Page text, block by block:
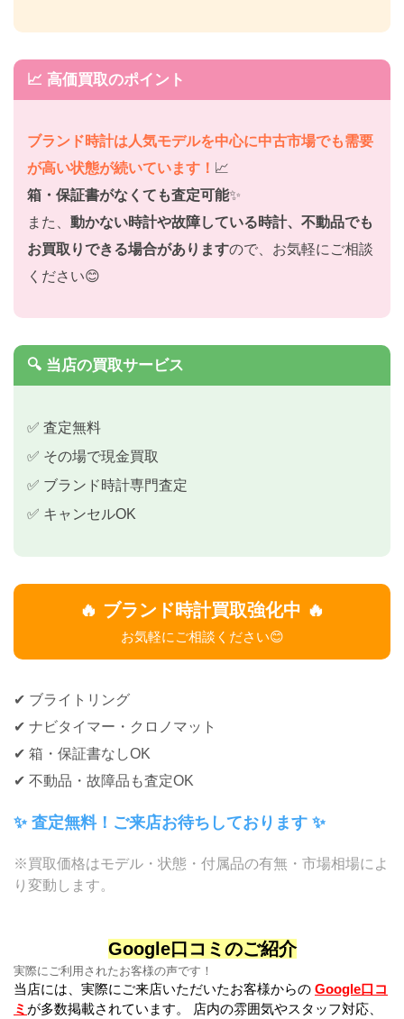
📈 高価買取のポイント
ブランド時計は人気モデルを中心に中古市場でも需要
が高い状態が続いています！ 📈
箱・保証書がなくても査定可能✨
また、 動かない時計や故障している時計、不動品でも
お買取りできる場合がありますので、お気軽にご相談
ください😊
🔍 当店の買取サービス
✅ 査定無料
✅ その場で現金買取
✅ ブランド時計専門査定
✅ キャンセルOK
🔥 ブランド時計買取強化中 🔥
お気軽にご相談ください😊
✔ ブライトリング
✔ ナビタイマー・クロノマット
✔ 箱・保証書なしOK
✔ 不動品・故障品も査定OK
✨ 査定無料！ご来店お待ちしております ✨
※買取価格はモデル・状態・付属品の有無・市場相場によ
り変動します。
Google口コミのご紹介
実際にご利用されたお客様の声です！
当店には、実際にご来店いただいたお客様からの Google口コ
ミ が多数掲載されています。 店内の雰囲気やスタッフ対応、